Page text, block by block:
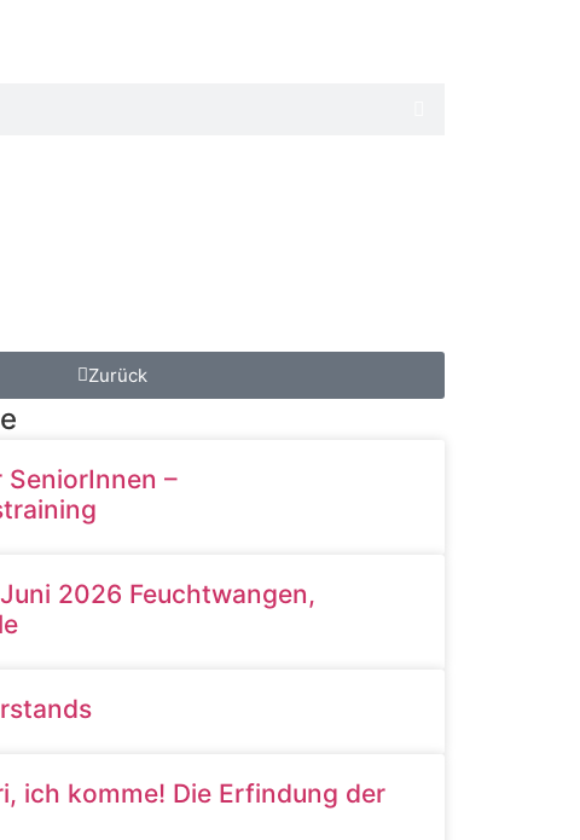
Zurück
–
2026 Feuchtwangen,
ich komme! Die Erfindung der